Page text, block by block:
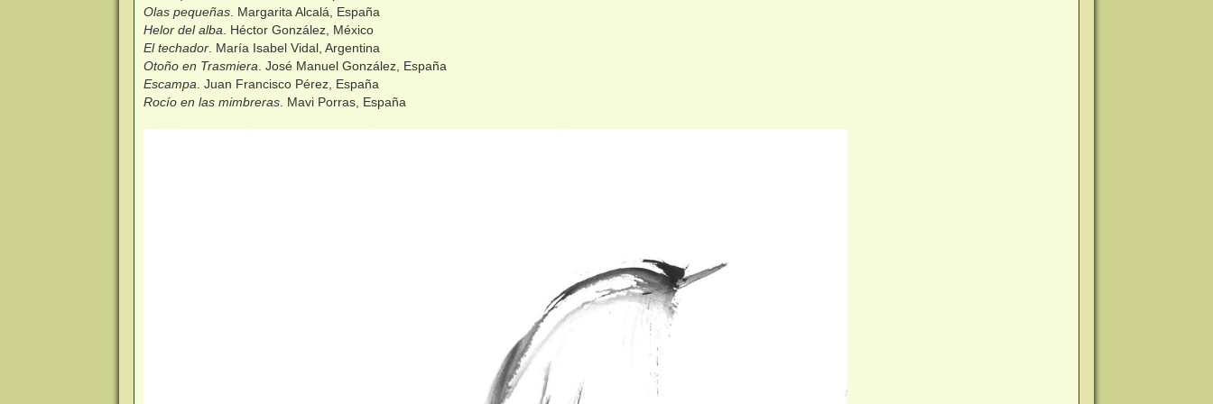
Olas pequeñas. Margarita Alcalá, España
Helor del alba. Héctor González, México
El techador. María Isabel Vidal, Argentina
Otoño en Trasmiera. José Manuel González, España
Escampa. Juan Francisco Pérez, España
Rocío en las mimbreras. Mavi Porras, España